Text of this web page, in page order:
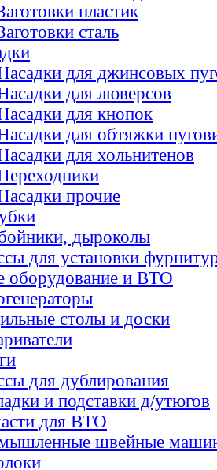
пластик
сталь
для джинсовых
для люверсов
для кнопок
для обтяжки
для хольнитенов
прочие
дыроколы
для установки
оборудование и ВТО
столы и доски
для дублирования
и подставки д/утюгов
для ВТО
швейные